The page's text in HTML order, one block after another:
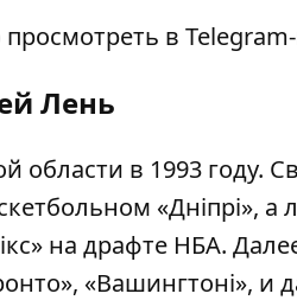
в
Лень
области в 1993 году.
«Дніпрі», а
» на драфте НБА.
«Вашингтоні», и